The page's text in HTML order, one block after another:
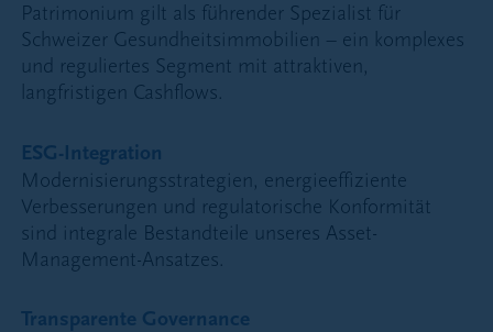
Patrimonium gilt als führender Spezialist für
Schweizer Gesundheitsimmobilien – ein komplexes
und reguliertes Segment mit attraktiven,
langfristigen Cashflows.
ESG-Integration
Modernisierungsstrategien, energieeffiziente
Verbesserungen und regulatorische Konformität
sind integrale Bestandteile unseres Asset-
Management-Ansatzes.
Transparente Governance